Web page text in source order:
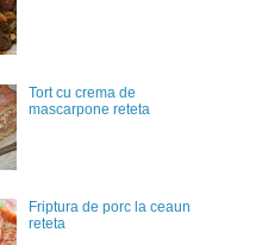
Tort cu crema de
mascarpone reteta
Friptura de porc la ceaun
reteta